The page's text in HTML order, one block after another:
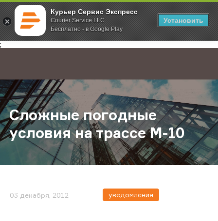
Курьер Сервис Экспресс
Courier Service LLC
Бесплатно - в Google Play
Установить
;
Главная О компании Новости Сложные погодные условия на
Сложные погодные
условия на трассе М-10
03 декабря, 2012 уведомления